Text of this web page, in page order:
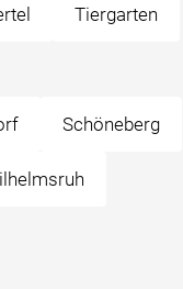
Tiergarten
Schöneberg